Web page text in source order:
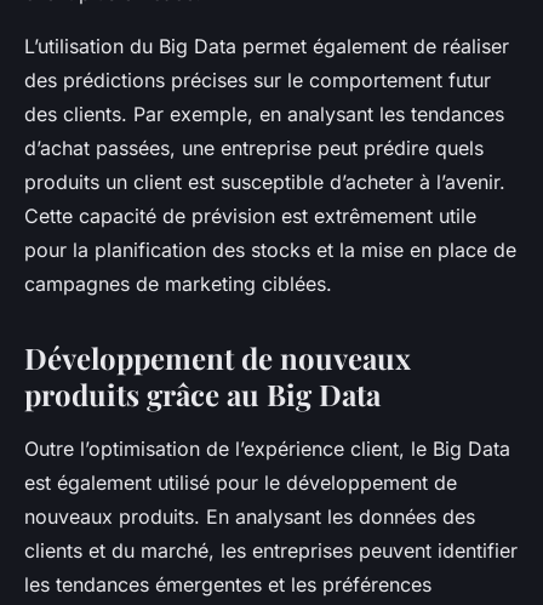
L’utilisation du Big Data permet également de réaliser
des prédictions précises sur le comportement futur
des clients. Par exemple, en analysant les tendances
d’achat passées, une entreprise peut prédire quels
produits un client est susceptible d’acheter à l’avenir.
Cette capacité de prévision est extrêmement utile
pour la planification des stocks et la mise en place de
campagnes de marketing ciblées.
Développement de nouveaux
produits grâce au Big Data
Outre l’optimisation de l’expérience client, le Big Data
est également utilisé pour le développement de
nouveaux produits. En analysant les données des
clients et du marché, les entreprises peuvent identifier
les tendances émergentes et les préférences